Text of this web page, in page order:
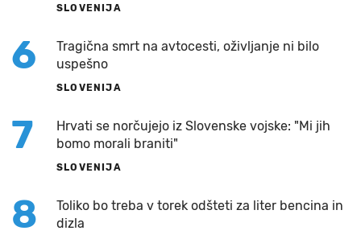
SLOVENIJA
6
Tragična smrt na avtocesti, oživljanje ni bilo
uspešno
SLOVENIJA
7
Hrvati se norčujejo iz Slovenske vojske: "Mi jih
bomo morali braniti"
SLOVENIJA
8
Toliko bo treba v torek odšteti za liter bencina in
dizla